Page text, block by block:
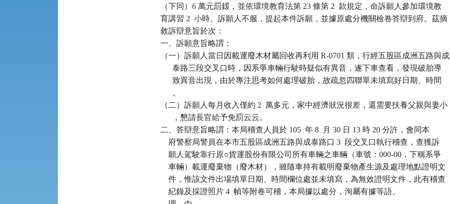
（下同）6 萬元罰鍰，並依環境教育法第 23 條第 2  款規定，命訴願人參加環境教
育講習 2  小時。訴願人不服，提起本件訴願，並據原處分機關檢卷答辯到府。茲摘
敘訴辯意旨於次：
一、訴願意旨略謂：
（一）訴願人當日因載運廢木材屬回收再利用 R-0701 類，行經五股區成洲五路與成
      泰路三段交叉口時，因系爭車輛行駛時疑似有異音，遂下車查看，發現破胎導
      致異音出現，由於專注思考如何處理破胎，故疏忽四聯單未填寫好日期、時間
      。
（二）訴願人每月收入僅約 2  萬多元，家中經濟狀況很差，還需要扶養父親與妻小
      ，懇請長官給予免罰云云。
二、答辯意旨略謂：本局稽查人員於 105  年 8  月 30 日 13 時 20 分許，會同本
    府警察局警員在本市五股區成洲五路與成泰路口 3  段交叉口執行稽查，查獲訴
    願人駕駛靠行原○貨運股份有限公司所有車輛之車輛（車號：000-00，下稱系爭
    車輛）載運廢棄物（廢木材），雖隨車持有載明廢棄物產生源及處理地點證明文
    件，惟該文件出場填單日期、時間欄位處並未填寫，為無效證明文件，此有稽查
    紀錄及採證照片 4  幀等附卷可稽，本局據以處分，洵屬有據等語。